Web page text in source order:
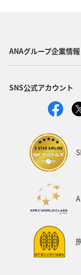
ANAグループ企業情報
SNS公式アカウント